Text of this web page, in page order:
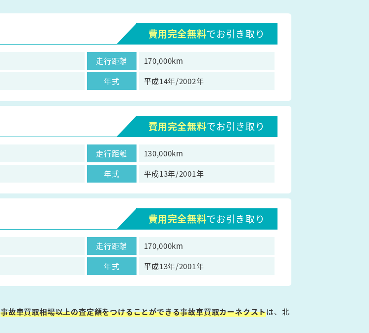
費用完全無料でお引き取り
走行距離
170,000km
年式 平成14年/2002年
費用完全無料でお引き取り
走行距離
130,000km
年式 平成13年/2001年
費用完全無料でお引き取り
走行距離
170,000km
年式 平成13年/2001年
事故車買取相場以上の査定額をつけることができる事故車買取カーネクストは、北